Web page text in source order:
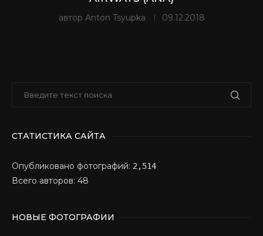
автор Anton Tsyupka 09.12.2018
СТАТИСТИКА САЙТА
Опубликовано фотографий: 2,514
Всего авторов: 48
НОВЫЕ ФОТОГРАФИИ